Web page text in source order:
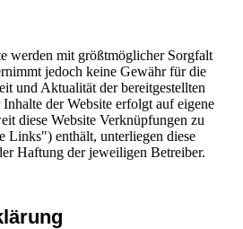
werden mit größtmöglicher Sorgfalt
jedoch keine Gewähr für die
und Aktualität der bereitgestellten
der Website erfolgt auf eigene
diese Website Verknüpfungen zu
Links") enthält, unterliegen diese
Haftung der jeweiligen Betreiber.